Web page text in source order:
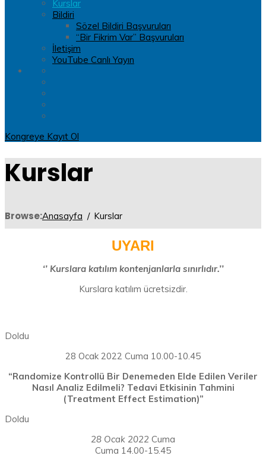
Kurslar
Bildiri
Sözel Bildiri Başvuruları
“Bir Fikrim Var” Başvuruları
İletişim
YouTube Canlı Yayın
Kongreye Kayıt Ol
Kurslar
Browse:Anasayfa Kurslar
UYARI
‘’ Kurslara katılım kontenjanlarla sınırlıdır.’’
Kurslara katılım ücretsizdir.
Doldu
28 Ocak 2022 Cuma 10.00-10.45
“Randomize Kontrollü Bir Denemeden Elde Edilen Veriler
Nasıl Analiz Edilmeli? Tedavi Etkisinin Tahmini
(Treatment Effect Estimation)”
Doldu
28 Ocak 2022 Cuma
Cuma 14.00-15.45